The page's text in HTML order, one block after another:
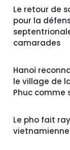
Le retour de
pour la
camarades
Hanoï
le village de
Phuc comme
Le pho fait
vietnamienne